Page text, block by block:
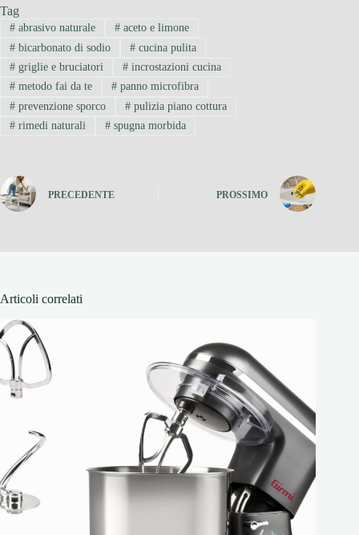
Tag
#abrasivo naturale #aceto e limone
#bicarbonato di sodio #cucina pulita
#griglie e bruciatori #incrostazioni cucina
#metodo fai da te #panno microfibra
#prevenzione sporco #pulizia piano cottura
#rimedi naturali #spugna morbida
PRECEDENTE PROSSIMO
Articoli correlati